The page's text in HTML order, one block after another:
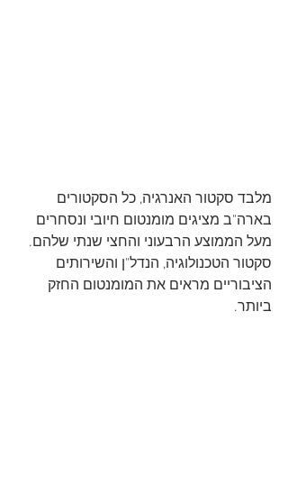
מלבד סקטור האנרגיה, כל הסקטורים
בארה"ב מציגים מומנטום חיובי ונסחרים
מעל הממוצע הרבעוני והחצי שנתי שלהם.
סקטור הטכנולוגיה, הנדל"ן והשירותים
הציבוריים מראים את המומנטום החזק
ביותר.